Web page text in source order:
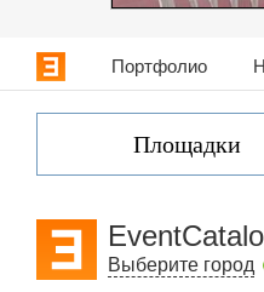
Портфолио
Площадки
Выберите город